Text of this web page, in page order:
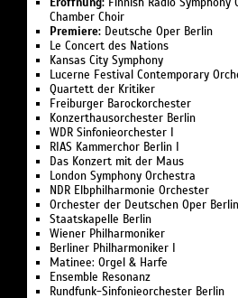
Eröffnung: Finnish Radio
Chamber Choir
Premiere: Deutsche Oper Berlin
Le Concert des Nations
Kansas City Symphony
Lucerne Festival Contemporary
Quartett der Kritiker
Freiburger Barockorchester
Konzerthausorchester Berlin
WDR Sinfonieorchester I
RIAS Kammerchor Berlin I
Das Konzert mit der Maus
London Symphony Orchestra
NDR Elbphilharmonie Orchester
Orchester der Deutschen Oper Berlin
Staatskapelle Berlin
Wiener Philharmoniker
Berliner Philharmoniker I
Matinee: Orgel & Harfe
Ensemble Resonanz
Rundfunk-Sinfonieorchester Berlin